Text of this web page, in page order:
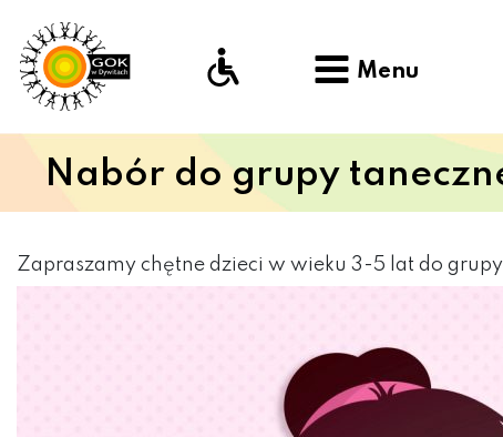
Menu
Nabór do grupy
Zapraszamy chętne dzieci w wieku 3-5 lat do